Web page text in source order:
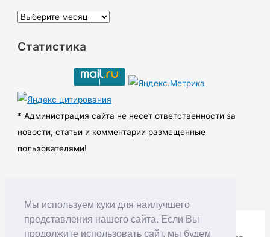
Мы используем куки для наилучшего
представления нашего сайта. Если Вы
продолжите использовать сайт, мы будем
А
х
ы
Статистика
* Администрация сайта не несет ответственности за
новости, статьи и комментарии размещенные
пользователями!